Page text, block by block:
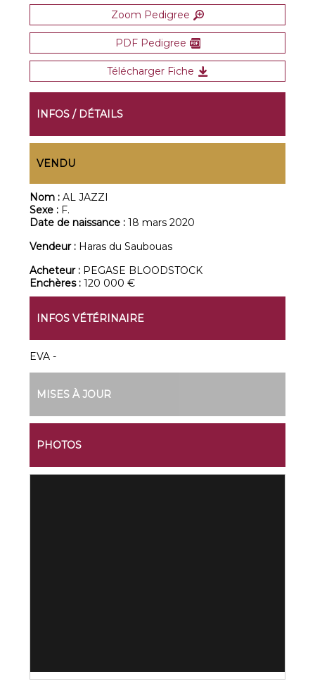
Zoom Pedigree
PDF Pedigree
Télécharger Fiche
INFOS / DÉTAILS
VENDU
Nom :AL JAZZI
Sexe : F.
Date de naissance :18 mars 2020
Vendeur : Haras du Saubouas
Acheteur : PEGASE BLOODSTOCK
Enchères :120 000 €
INFOS VÉTÉRINAIRE
EVA -
MISES À JOUR
PHOTOS